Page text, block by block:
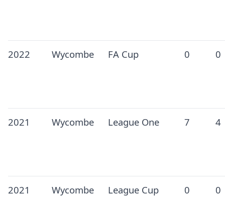
2022 Wycombe FA Cup 0 0
2021 Wycombe League One 7 4
2021 Wycombe League Cup 0 0